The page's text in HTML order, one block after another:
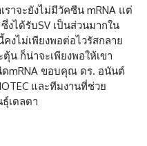
าจะยังไม่มีวัคซีน mRNA แต่
งได้รับSV เป็นส่วนมากใน
งไม่เพียงพอต่อไวรัสกลาย
น ก็น่าจะเพียงพอให้เขา
mRNA ขอบคุณ ดร. อนันต์
และทีมงานที่ช่วย
เดลตา